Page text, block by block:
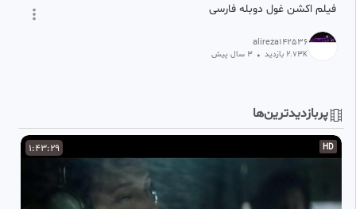
فیلم اکشن غول دوبله فارسی
alireza142536
2.73K بازدید • 3 سال پیش
پربازدیدترین‌ها
1:43:29 HD